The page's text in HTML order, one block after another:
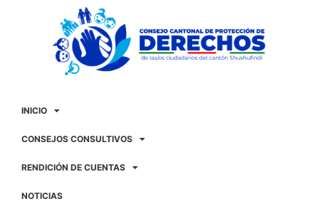
INICIO
CONSEJOS CONSULTIVOS
RENDICIÓN DE CUENTAS
NOTICIAS